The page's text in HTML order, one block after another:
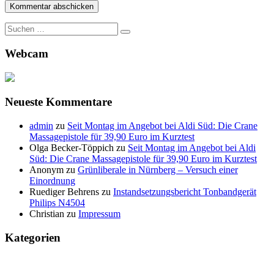
Suche
nach:
Webcam
Neueste Kommentare
admin zu Seit Montag im Angebot bei Aldi Süd: Die Crane
Massagepistole für 39,90 Euro im Kurztest
Olga Becker-Töppich zu Seit Montag im Angebot bei Aldi
Süd: Die Crane Massagepistole für 39,90 Euro im Kurztest
Anonym zu Grünliberale in Nürnberg – Versuch einer
Einordnung
Ruediger Behrens zu Instandsetzungsbericht Tonbandgerät
Philips N4504
Christian zu Impressum
Kategorien